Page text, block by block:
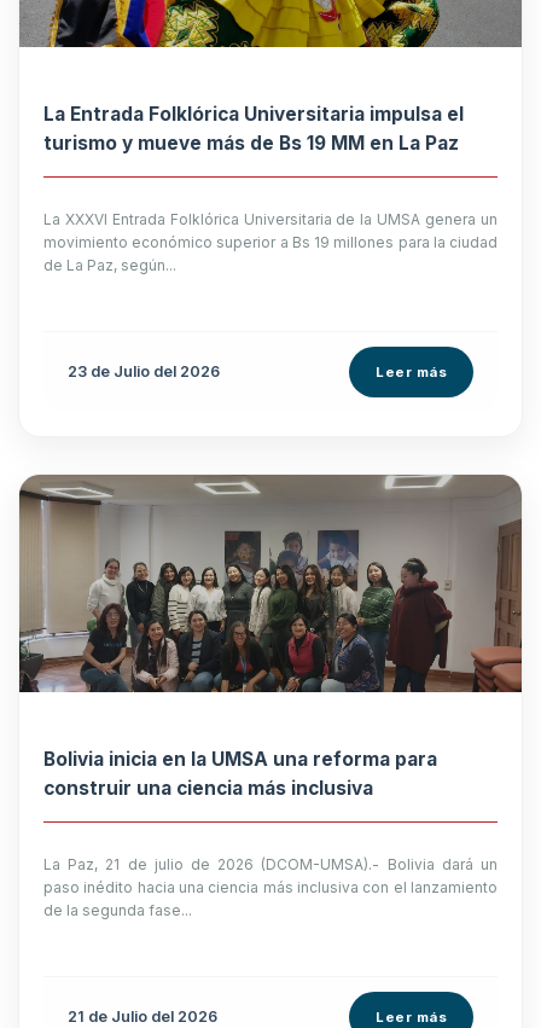
La Entrada Folklórica Universitaria impulsa el
turismo y mueve más de Bs 19 MM en La Paz
La XXXVI Entrada Folklórica Universitaria de la UMSA genera un
movimiento económico superior a Bs 19 millones para la ciudad
de La Paz, según...
23 de Julio del 2026 Leer más
Bolivia inicia en la UMSA una reforma para
construir una ciencia más inclusiva
La Paz, 21 de julio de 2026 (DCOM-UMSA).- Bolivia dará un
paso inédito hacia una ciencia más inclusiva con el lanzamiento
de la segunda fase...
21 de Julio del 2026 Leer más